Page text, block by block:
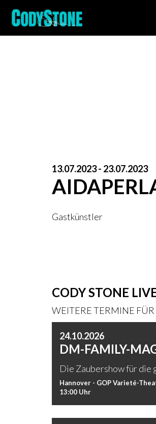
13.07.2023 - 23.07.2023
Gastkünstler
CODY STONE
WEITERE TERMINE FÜR
24.10.2026
DM-FAMILY-
Die Zaubershow für die
Hannover - GOP Varieté-
13:00 Uhr